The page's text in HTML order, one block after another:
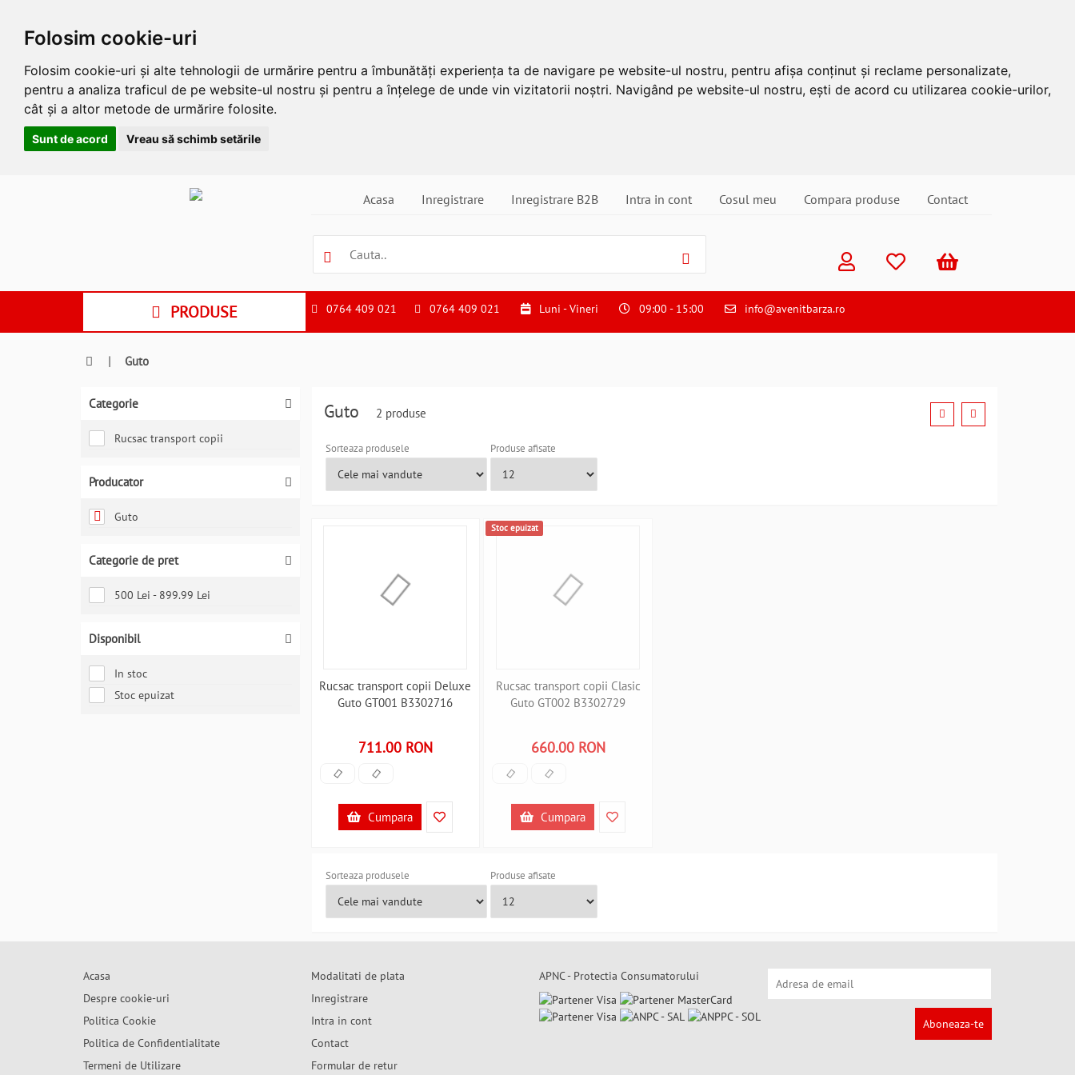
Folosim cookie-uri
Folosim cookie-uri și alte tehnologii de urmărire pentru a îmbunătăți experiența ta de navigare pe website-ul nostru, pentru afișa conținut și reclame personalizate,
pentru a analiza traficul de pe website-ul nostru și pentru a înțelege de unde vin vizitatorii noștri. Navigând pe website-ul nostru, ești de acord cu utilizarea cookie-urilor,
cât și a altor metode de urmărire folosite.
Sunt de acord Vreau să schimb setările
a
Acasa Inregistrare Inregistrare B2B Intra in cont Cosul meu Compara produse Contact
PRODUSE 0764 409 021 0764 409 021 Luni - Vineri 09:00 - 15:00 info@avenitbarza.ro
| Guto
Categorie
Rucsac transport copii
Producator
Guto
Categorie de pret
500 Lei - 899.99 Lei
Disponibil
In stoc
Stoc epuizat
Guto 2 produse
Sorteaza produsele Produse afisate
Rucsac transport copii Deluxe
Guto GT001 B3302716
711.00 RON
Cumpara
Stoc epuizat
Rucsac transport copii Clasic
Guto GT002 B3302729
660.00 RON
Cumpara
Sorteaza produsele Produse afisate
Acasa
Despre cookie-uri
Politica Cookie
Politica de Confidentialitate
Termeni de Utilizare
Modalitati de plata
Inregistrare
Intra in cont
Contact
Formular de retur
APNC - Protectia Consumatorului
Aboneaza-te